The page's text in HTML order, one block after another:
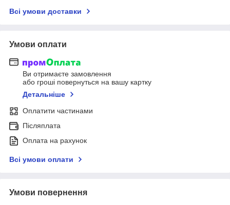
Всі умови доставки
Умови оплати
Ви отримаєте замовлення
або гроші повернуться на вашу картку
Детальніше
Оплатити частинами
Післяплата
Оплата на рахунок
Всі умови оплати
Умови повернення